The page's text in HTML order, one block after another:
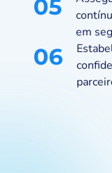
05
em
06